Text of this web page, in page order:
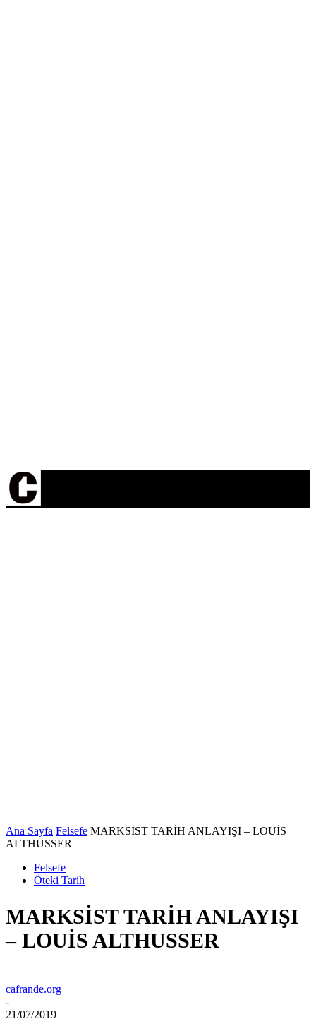
Ana Sayfa Felsefe MARKSİST TARİH ANLAYIŞI – LOUİS
ALTHUSSER
Felsefe
Öteki Tarih
MARKSİST TARİH ANLAYIŞI
– LOUİS ALTHUSSER
cafrande.org
-
21/07/2019